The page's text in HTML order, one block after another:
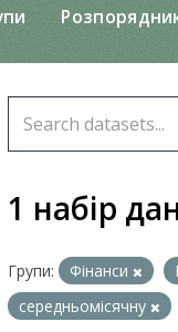
1 набір
Групи: Фінанси
середньомісячну